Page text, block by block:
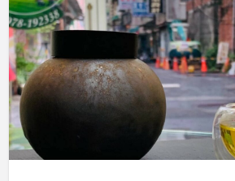
一
杯
茶
聞
著
茶
葉
散